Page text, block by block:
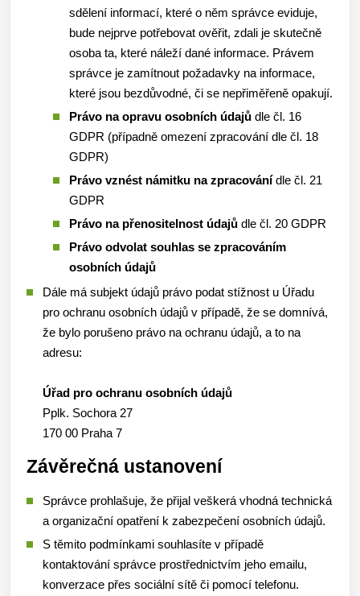
sdělení informací, které o něm správce eviduje,
bude nejprve potřebovat ověřit, zdali je skutečně
osoba ta, které náleží dané informace. Právem
správce je zamítnout požadavky na informace,
které jsou bezdůvodné, či se nepřiměřeně opakují.
Právo na opravu osobních údajů dle čl. 16
GDPR (případně omezení zpracování dle čl. 18
GDPR)
Právo vznést námitku na zpracovánídle čl. 21
GDPR
Právo na přenositelnost údajů dle čl. 20 GDPR
Právo odvolat souhlas se zpracováním
osobních údajů
Dále má subjekt údajů právo podat stížnost u Úřadu
pro ochranu osobních údajů v případě, že se domnívá,
že bylo porušeno právo na ochranu údajů, a to na
adresu:
Úřad pro ochranu osobních údajů
Pplk. Sochora 27
170 00 Praha 7
Závěrečná ustanovení
Správce prohlašuje, že přijal veškerá vhodná technická
a organizační opatření k zabezpečení osobních údajů.
S těmito podmínkami souhlasíte v případě
kontaktování správce prostřednictvím jeho emailu,
konverzace přes sociální sítě či pomocí telefonu.